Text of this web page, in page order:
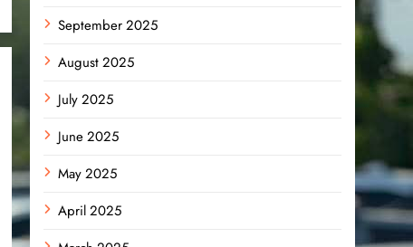
September 2025
August 2025
July 2025
June 2025
May 2025
April 2025